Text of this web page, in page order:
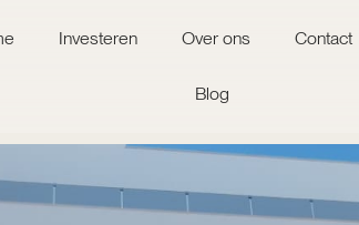
Investeren Over ons Contact
Blog